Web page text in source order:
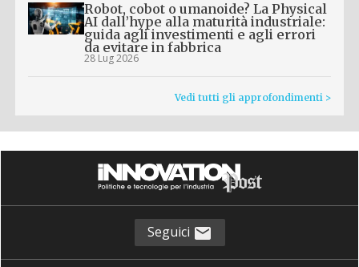
Robot, cobot o umanoide? La Physical
AI dall’hype alla maturità industriale:
guida agli investimenti e agli errori
da evitare in fabbrica
28 Lug 2026
Vedi tutti gli approfondimenti >
Seguici